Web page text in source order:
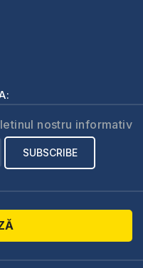
nostru informativ